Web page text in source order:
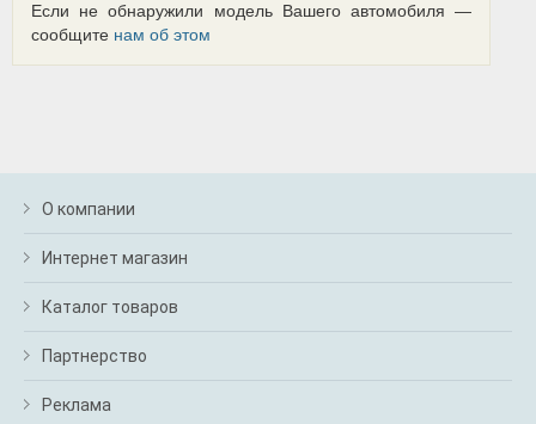
Если не обнаружили модель Вашего автомобиля —
сообщите нам об этом
О компании
Интернет магазин
Каталог товаров
Партнерство
Реклама